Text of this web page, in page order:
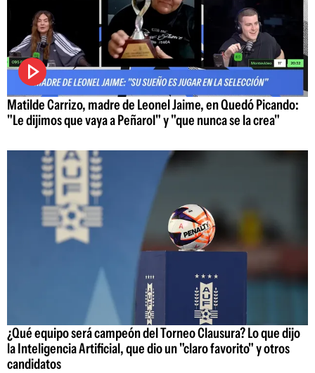
Matilde Carrizo, madre de Leonel Jaime, en Quedó Picando:
"Le dijimos que vaya a Peñarol" y "que nunca se la crea"
¿Qué equipo será campeón del Torneo Clausura? Lo que dijo
la Inteligencia Artificial, que dio un "claro favorito" y otros
candidatos